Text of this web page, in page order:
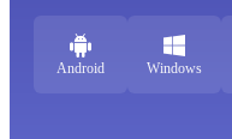
Android Windows